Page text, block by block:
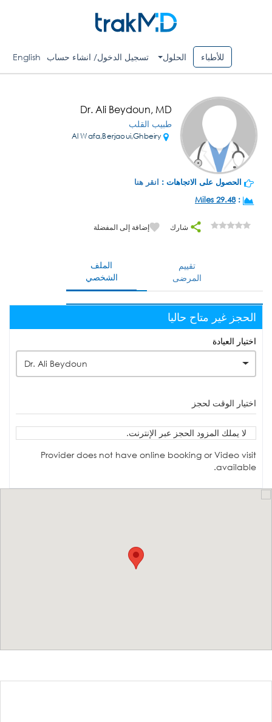
للأطباء الحلول تسجيل الدخول/ انشاء حساب English
Dr. Ali Beydoun, MD
طبيب القلب
الحصول على الاتجاهات : انقر هنا
:
29.48 Miles
شارك إضافة إلى المفضلة
الملف
الشخصي
تقييم
المرضى
الحجز غير متاح حاليا
اختيار العيادة
Dr. Ali Beydoun
اختيار الوقت لحجز
لا يملك المزود الحجز عبر الإنترنت.
Provider does not have online booking or Video visit
available.